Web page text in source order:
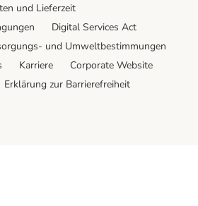
und Lieferzeit
Digital Services Act
und Umweltbestimmungen
Karriere
Corporate Website
Erklärung zur Barrierefreiheit